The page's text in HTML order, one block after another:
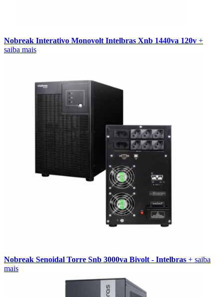
Nobreak Interativo Monovolt Intelbras Xnb 1440va 120v +
saiba mais
Nobreak Senoidal Torre Snb 3000va Bivolt - Intelbras + saiba
mais